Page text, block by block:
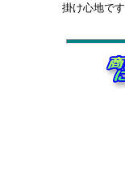
掛け心地です